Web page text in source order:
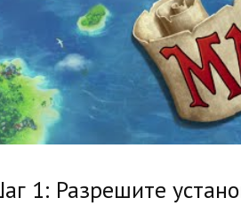
1: Разрешите